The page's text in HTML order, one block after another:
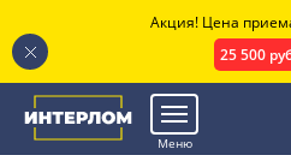
Меню
Акция! Цена
25 500